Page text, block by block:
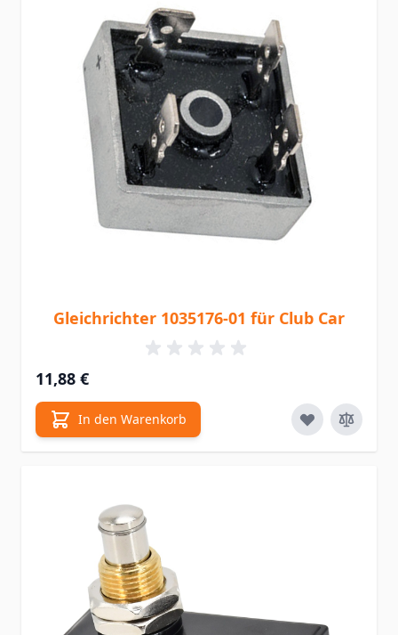
Gleichrichter 1035176-01 für Club Car
11,88 €
In den Warenkorb